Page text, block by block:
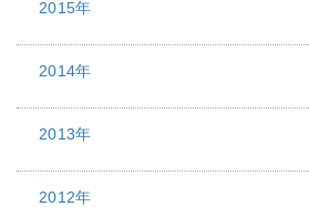
2015年
2014年
2013年
2012年